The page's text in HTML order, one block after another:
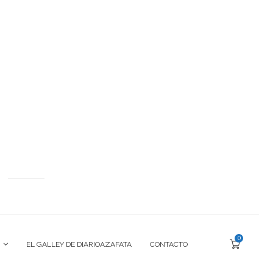
EL GALLEY DE DIARIOAZAFATA CONTACTO
0